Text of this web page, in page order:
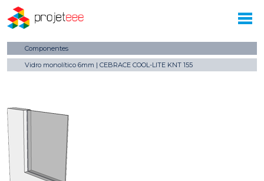
Componentes
Vidro monolítico 6mm | CEBRACE COOL-LITE KNT 155